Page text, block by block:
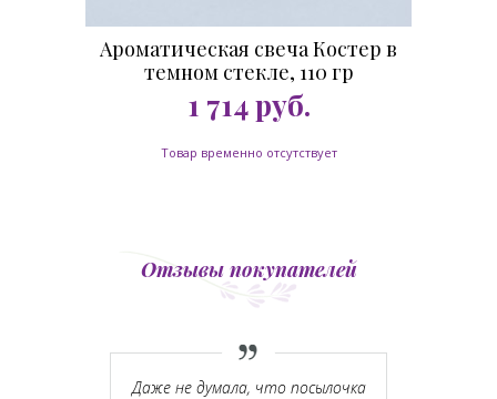
Ароматическая свеча Костер в
темном стекле, 110 гр
1 714руб.
Товар временно отсутствует
Отзывы покупателей
Даже не думала, что посылочка